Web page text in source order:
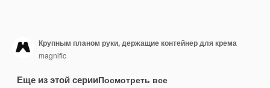
Крупным планом руки, держащие контейнер для крема
magnific
Еще из этой серииПосмотреть все